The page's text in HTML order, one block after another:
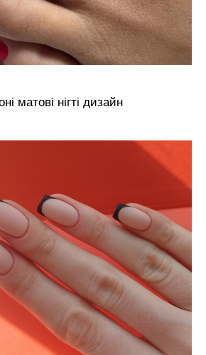
матові нігті дизайн